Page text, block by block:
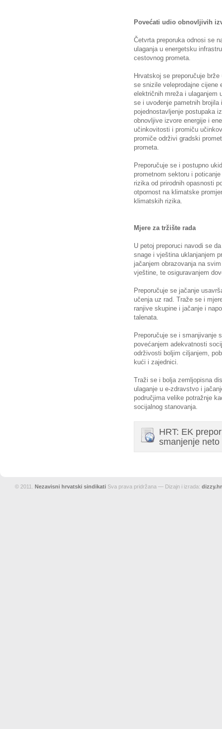
Povećati udio obnovljivih
Četvrta preporuka odnosi se
ulaganja u energetsku
cestovnog prometa.
Hrvatskoj se preporučuje
se snizile veleprodajne cijene
električnih mreža i ulaganjem
se i uvođenje pametnih
pojednostavljenje postupaka
obnovljive izvore energije i
učinkovitosti i promiču
promiče održivi gradski
prometa.
Preporučuje se i postupno
prometnom sektoru i
rizika od prirodnih opasnosti
otpornost na klimatske
klimatskih rizika.
Mjere za tržište rada
U petoj preporuci navodi se
snage i vještina uklanjanjem
jačanjem obrazovanja na
vještine, te osiguravanjem
Preporučuje se jačanje
učenja uz rad. Traže se i
ranjive skupine i jačanje i
talenata.
Preporučuje se i smanjivanje
povećanjem adekvatnosti
održivosti boljim ciljanjem,
kući i zajednici.
Traži se i bolja zemljopisna
ulaganje u e-zdravstvo i
područjima velike potražnje
socijalnog stanovanja.
HRT: EK
smanjenje neto
© 2011. Nezavisni hrvatski sindikati Sva prava pridržana — Dizajn i izrada: dizzy.hr